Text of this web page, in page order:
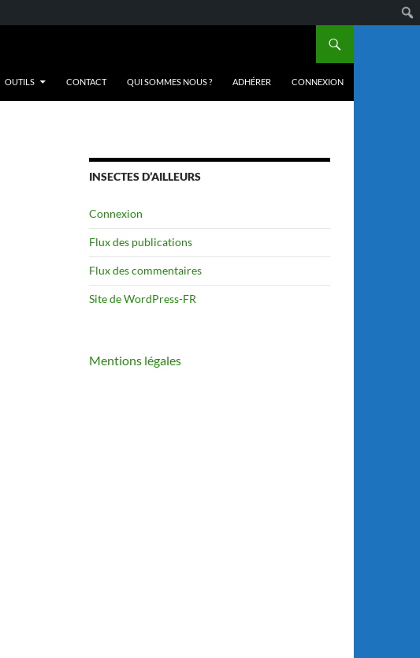
OUTILS CONTACT QUI SOMMES NOUS ? ADHÉRER CONNEXION
INSECTES D’AILLEURS
Connexion
Flux des publications
Flux des commentaires
Site de WordPress-FR
Mentions légales